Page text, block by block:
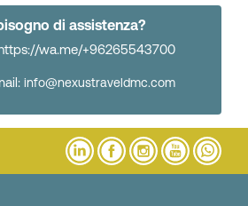
di assistenza?
wa.me/+96265543700
info@nexustraveldmc.com